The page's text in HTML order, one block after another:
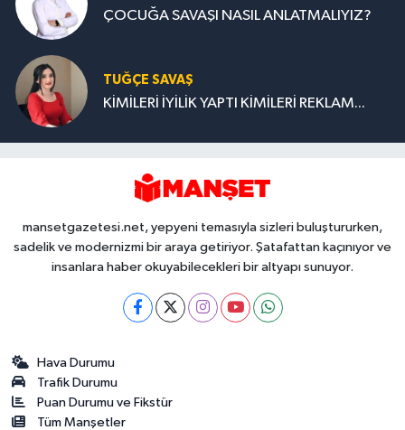
ÇOCUĞA SAVAŞI NASIL ANLATMALIYIZ?
TUĞÇE SAVAŞ
KİMİLERİ İYİLİK YAPTI KİMİLERİ REKLAM...
mansetgazetesi.net, yepyeni temasıyla sizleri buluştururken,
sadelik ve modernizmi bir araya getiriyor. Şatafattan kaçınıyor ve
insanlara haber okuyabilecekleri bir altyapı sunuyor.
Hava Durumu
Trafik Durumu
Puan Durumu ve Fikstür
Tüm Manşetler